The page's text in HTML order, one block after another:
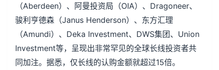
（Aberdeen）、阿曼投资局（OIA）、Dragoneer、
骏利亨德森（Janus Henderson）、东方汇理
（Amundi）、Deka Investment、DWS集团、Union
Investment等，呈现出非常罕见的全球长线投资者共
同加注。据悉，仅长线的认购金额就超过15倍。